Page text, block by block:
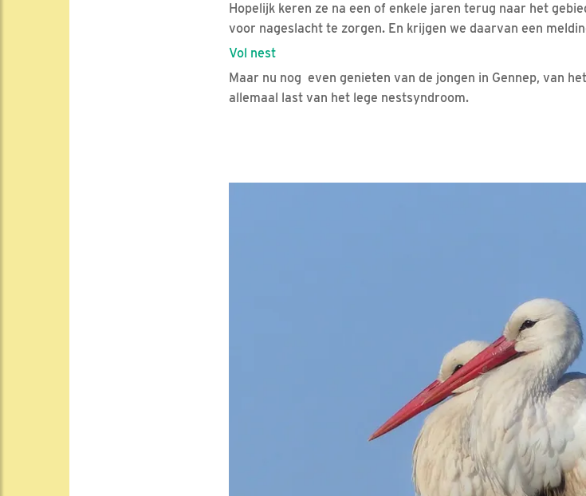
Hopelijk keren ze na een of enkele jaren terug naar het
voor nageslacht te zorgen. En krijgen we daarvan een
Vol nest
Maar nu nog even genieten van de jongen in Gennep, van
allemaal last van het lege nestsyndroom.